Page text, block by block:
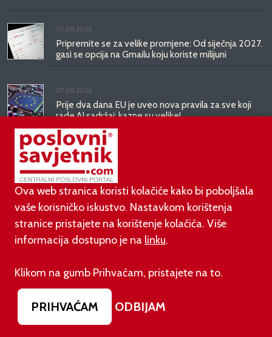
07.08.2026.
Pripremite se za velike promjene: Od siječnja 2027.
gasi se opcija na Gmailu koju koriste milijuni
07.08.2026.
Prije dva dana EU je uveo nova pravila za sve koji
rade AI sadržaj: kazne su velike!
03.08.2026.
Otvoren jedan od najvećih family hotela na
srednjem Jadranu
01.08.2026.
Novi zakon o najmu bolje štiti najmoprimce, ali i
najmodavce
PODUZETNIŠTVO
Ova web stranica koristi kolačiće kako bi poboljšala
vaše korisničko iskustvo. Nastavkom korištenja
stranice pristajete na korištenje kolačića. Više
informacija dostupno je na linku.
Klikom na gumb Prihvaćam, pristajete na to.
PRIHVAĆAM ODBIJAM